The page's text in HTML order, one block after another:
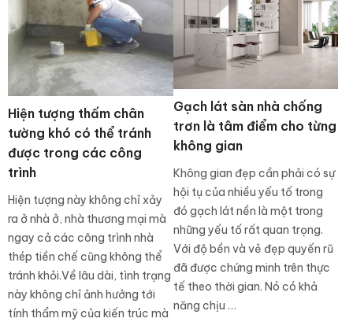
Hiện tượng thấm chân
tường khó có thể tránh
được trong các công
trình
Hiện tượng này không chỉ xảy
ra ở nhà ở, nhà thương mại mà
ngay cả các công trình nhà
thép tiền chế cũng không thể
tránh khỏi.Về lâu dài, tình trạng
này không chỉ ảnh hưởng tới
tính thẩm mỹ của kiến trúc mà
Gạch lát sàn nhà chống
trơn là tâm điểm cho từng
không gian
Không gian đẹp cần phải có sự
hội tụ của nhiều yếu tố trong
đó gạch lát nền là một trong
những yếu tố rất quan trọng.
Với độ bền và vẻ đẹp quyến rũ
đã được chứng minh trên thực
tế theo thời gian. Nó có khả
năng chịu …